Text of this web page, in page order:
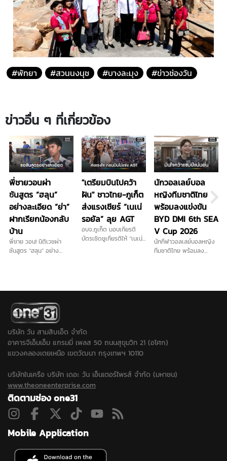
#พัทยา #สวนนงนุช #บางละมุง #ข่าวช่องวัน
ข่าวอื่น ๆ ที่เกี่ยวข้อง
พี่ชายวอนผ่า
ชันสูตร “ฮลุน”
อย่างละเอียด “ย่า”
ฝากเรียกน้องกลับ
บ้าน
พี่ชาย วอน! นิติเวชผ่า
ชันสูตร “ฮลุน” อย่าง
เท่านั้น...
"เตรียมบินไปคว้า
ฝัน" ชาวไทย-ภูเก็ต
ส่งแรงเชียร์ “เนเน่
รอยัล” ลุย AGT
อบจ.ภูเก็ต มอบเกียรติ
บัตรเชิดชูเกียรติให้ “เนเน่
นักวอลเลย์บอล
หญิงทีมชาติไทย
พร้อมลงแข่งขัน
BYD DMI 6th SEA
V Cup 2026
นักกีฬาวอลเลย์บอลหญิง
ทีมชาติไทย พร้อมลง
บริษัท วัน สามสิบเอ็ด จำกัด
อาคารจีเอ็มเอ็ม แกรมมี่ เพลส 50 ถนนสุขุมวิท 21 (อโศก)
แขวงคลองเตยเหนือ เขตวัฒนา กรุงเทพฯ 10110
บริษัทในเครือ บริษัท เดอะ วัน เอ็นเตอร์ไพรส์ จำกัด (มหาชน)
www.theoneenterprise.com
ติดตามช่อง one31
Mobile Application